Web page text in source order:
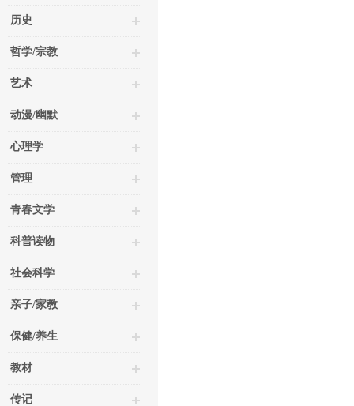
历史
哲学/宗教
艺术
动漫/幽默
心理学
管理
青春文学
科普读物
社会科学
亲子/家教
保健/养生
教材
传记